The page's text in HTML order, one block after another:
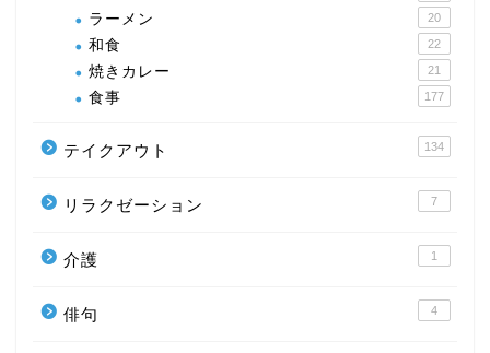
ラーメン 20
和食 22
焼きカレー 21
食事 177
テイクアウト 134
リラクゼーション 7
介護 1
俳句 4